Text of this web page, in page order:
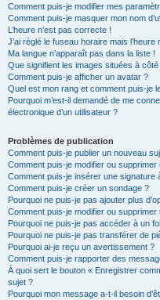
Comment puis-je modifier mes
Comment puis-je masquer mon nom
L’heure n’est pas correcte !
J’ai réglé le fuseau horaire mais
Ma langue n’apparaît pas dans la liste !
Que signifient les images situées à côté
Comment puis-je afficher un avatar ?
Quel est mon rang et comment puis-je
Pourquoi m’est-il demandé de me
électronique d’un utilisateur ?
Problèmes de publication
Comment puis-je publier un nouveau
Comment puis-je modifier ou supprimer
Comment puis-je insérer une signature
Comment puis-je créer un sondage ?
Pourquoi ne puis-je pas ajouter plus
Comment puis-je modifier ou supprimer
Pourquoi ne puis-je pas accéder à un
Pourquoi ne puis-je pas transférer de
Pourquoi ai-je reçu un avertissement ?
Comment puis-je rapporter des
À quoi sert le bouton « Enregistrer
sujet ?
Pourquoi mon message a-t-il besoin